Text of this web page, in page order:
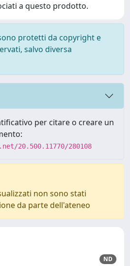
a questo prodotto.
protetti da copyright e
salvo diversa
per citare o creare un
20.500.11770/280108
non sono stati
da parte dell'ateneo
ND